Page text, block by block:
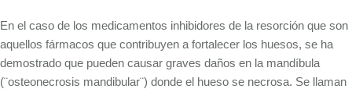
En el caso de los medicamentos inhibidores de la resorción que son
aquellos fármacos que contribuyen a fortalecer los huesos, se ha
demostrado que pueden causar graves daños en la mandíbula
(¨osteonecrosis mandibular¨) donde el hueso se necrosa. Se llaman